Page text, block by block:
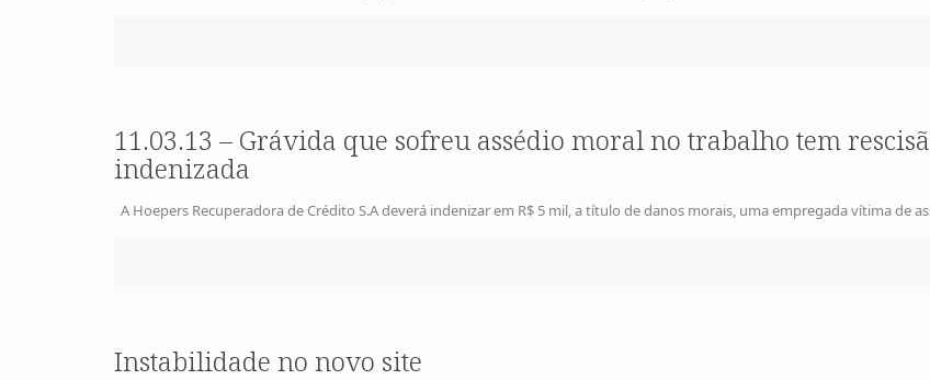
11.03.13 – Grávida que sofreu assédio moral no trabalho tem
indenizada
A Hoepers Recuperadora de Crédito S.A deverá indenizar em R$ 5 mil, a título de danos morais, uma empregada vítima de
Instabilidade no novo site